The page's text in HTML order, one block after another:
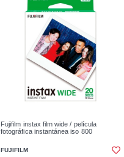
Fujifilm instax film wide / película
fotográfica instantánea iso 800
FUJIFILM